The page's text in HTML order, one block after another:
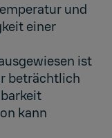
und
einer
ist
beträchtlich
kann